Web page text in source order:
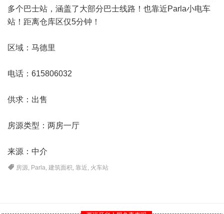
多个巴士站，涵盖了大部分巴士线路！也靠近Parla小电车
站！距离仓库区仅5分钟！
区域： 马德里
电话：615806032
供求：出售
房源类型：两房一厅
来源：中介
房源, Parla,建筑面积,靠近, 火车站